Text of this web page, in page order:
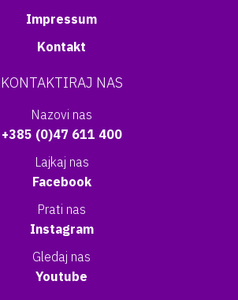
Impressum
Kontakt
KONTAKTIRAJ NAS
Nazovi nas
+385 (0)47 611 400
Lajkaj nas
Facebook
Prati nas
Instagram
Gledaj nas
Youtube